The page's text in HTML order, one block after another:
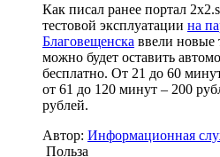
Как писал ранее портал
тестовой эксплуатации на
Благовещенска ввели новые
можно будет оставить
бесплатно. От 21 до 60
от 61 до 120 минут – 200
рублей.
Автор: Информационная
Польза